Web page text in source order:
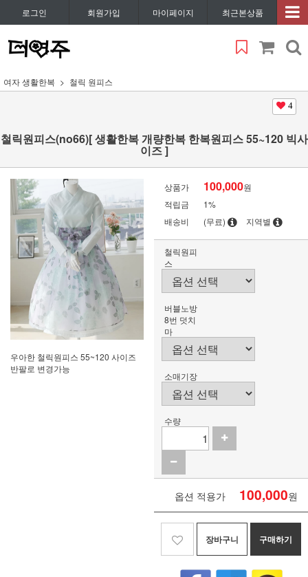
로그인 회원가입 마이페이지 최근본상품
여자 생활한복 철릭 원피스
4
철릭원피스(no66)[ 생활한복 개량한복 한복원피스 55~120 빅사
이즈 ]
우아한 철릭원피스 55~120 사이즈
반팔로 변경가능
상품가 100,000원
적립금
1%
배송비
(무료) 지역별
철릭원피
스
버블노방
8번 덧치
마
소매기장
수량
옵션 적용가 100,000원
장바구니 구매하기